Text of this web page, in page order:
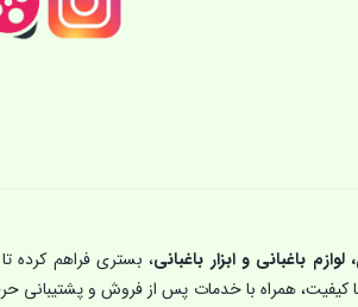
باغبانی و ابزار باغبانی، بستری فراهم کرده تا
با کیفیت، همراه با خدمات پس از فروش و پشتیبانی